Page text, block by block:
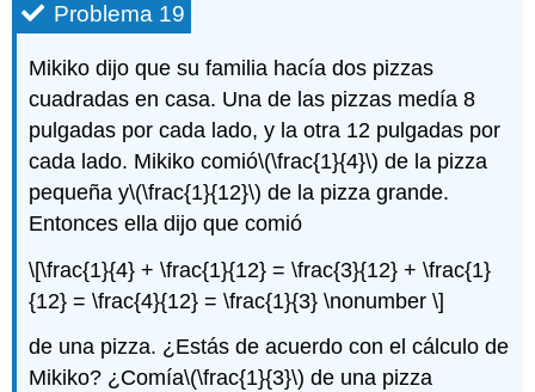
Problema 19
Mikiko dijo que su familia hacía dos pizzas
cuadradas en casa. Una de las pizzas medía 8
pulgadas por cada lado, y la otra 12 pulgadas por
cada lado. Mikiko comió\(\frac{1}{4}\) de la pizza
pequeña y\(\frac{1}{12}\) de la pizza grande.
Entonces ella dijo que comió
\[\frac{1}{4} + \frac{1}{12} = \frac{3}{12} + \frac{1}
{12} = \frac{4}{12} = \frac{1}{3} \nonumber \]
de una pizza. ¿Estás de acuerdo con el cálculo de
Mikiko? ¿Comía\(\frac{1}{3}\) de una pizza